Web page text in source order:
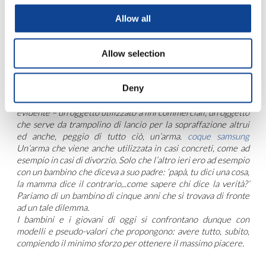
Allow all
Allow selection
Deny
morte di Dio, sostenendo che inevitabilmente ciò avrebbe
avuto come conseguenza la morte dell’uomo. Ritengo che vi
ringrazio per aver parlato in questi termini.
In luogo di una visione integrale della persona umana, nella
quale ogni dimensione – anche quella spirituale – viene
rispettata, assistiamo oggialla “reificazione” dell’esse umano.
Abbiamo allora la persona vista come un
oggetto.custodia cover iphoneUn oggetto sessule – com’è
evidente – un oggetto utilizzato a fini commerciali, un oggetto
che serve da trampolino di lancio per la sopraffazione altrui
ed anche, peggio di tutto ciò, un’arma. coque samsung
Un’arma che viene anche utilizzata in casi concreti, come ad
esempio in casi di divorzio. Solo che l’altro ieri ero ad esempio
con un bambino che diceva a suo padre: ‘papà, tu dici una cosa,
la mamma dice il contrario,..come sapere chi dice la verità?’
Pariamo di un bambino di cinque anni che si trovava di fronte
ad un tale dilemma.
I bambini e i giovani di oggi si confrontano dunque con
modelli e pseudo-valori che propongono: avere tutto, subito,
compiendo il minimo sforzo per ottenere il massimo piacere.